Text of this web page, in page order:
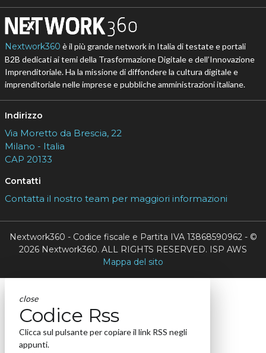
Nextwork360 è il più grande network in Italia di testate e portali
B2B dedicati ai temi della Trasformazione Digitale e dell’Innovazione
Imprenditoriale. Ha la missione di diffondere la cultura digitale e
imprenditoriale nelle imprese e pubbliche amministrazioni italiane.
Indirizzo
Via Moretto da Brescia, 22
Milano - Italia
CAP 20133
Contatti
Contatta il nostro team per maggiori informazioni
Nextwork360 - Codice fiscale e Partita IVA 13868590962 - ©
2026 Nextwork360. ALL RIGHTS RESERVED. ISP AWS
Mappa del sito
close
Codice Rss
Clicca sul pulsante per copiare il link RSS negli
appunti.